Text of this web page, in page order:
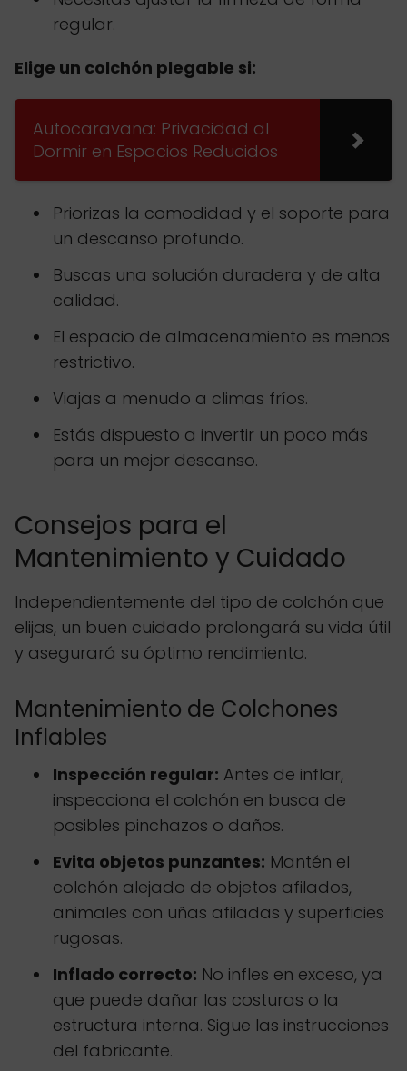
regular.
Elige un colchón plegable si:
Autocaravana: Privacidad al
Dormir en Espacios Reducidos
Priorizas la comodidad y el soporte para
un descanso profundo.
Buscas una solución duradera y de alta
calidad.
El espacio de almacenamiento es menos
restrictivo.
Viajas a menudo a climas fríos.
Estás dispuesto a invertir un poco más
para un mejor descanso.
Consejos para el
Mantenimiento y Cuidado
Independientemente del tipo de colchón que
elijas, un buen cuidado prolongará su vida útil
y asegurará su óptimo rendimiento.
Mantenimiento de Colchones
Inflables
Inspección regular: Antes de inflar,
inspecciona el colchón en busca de
posibles pinchazos o daños.
Evita objetos punzantes: Mantén el
colchón alejado de objetos afilados,
animales con uñas afiladas y superficies
rugosas.
Inflado correcto: No infles en exceso, ya
que puede dañar las costuras o la
estructura interna. Sigue las instrucciones
del fabricante.